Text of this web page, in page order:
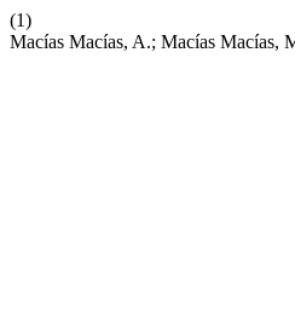
(1)
Macías Macías, A.; Macías Macías,